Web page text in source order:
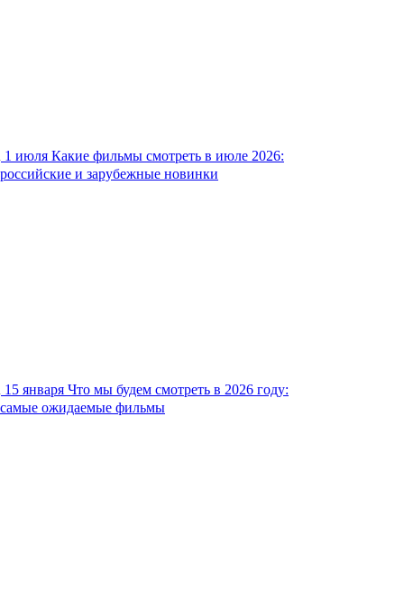
1 июля Какие фильмы смотреть в июле 2026:
российские и зарубежные новинки
15 января Что мы будем смотреть в 2026 году:
самые ожидаемые фильмы